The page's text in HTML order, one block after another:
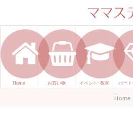
ママのかくれた才
手づくり表現ステ
ンドメイド（手づく
センスで表現したい
ます
Home お買い物 イベント･教室 パー
Home